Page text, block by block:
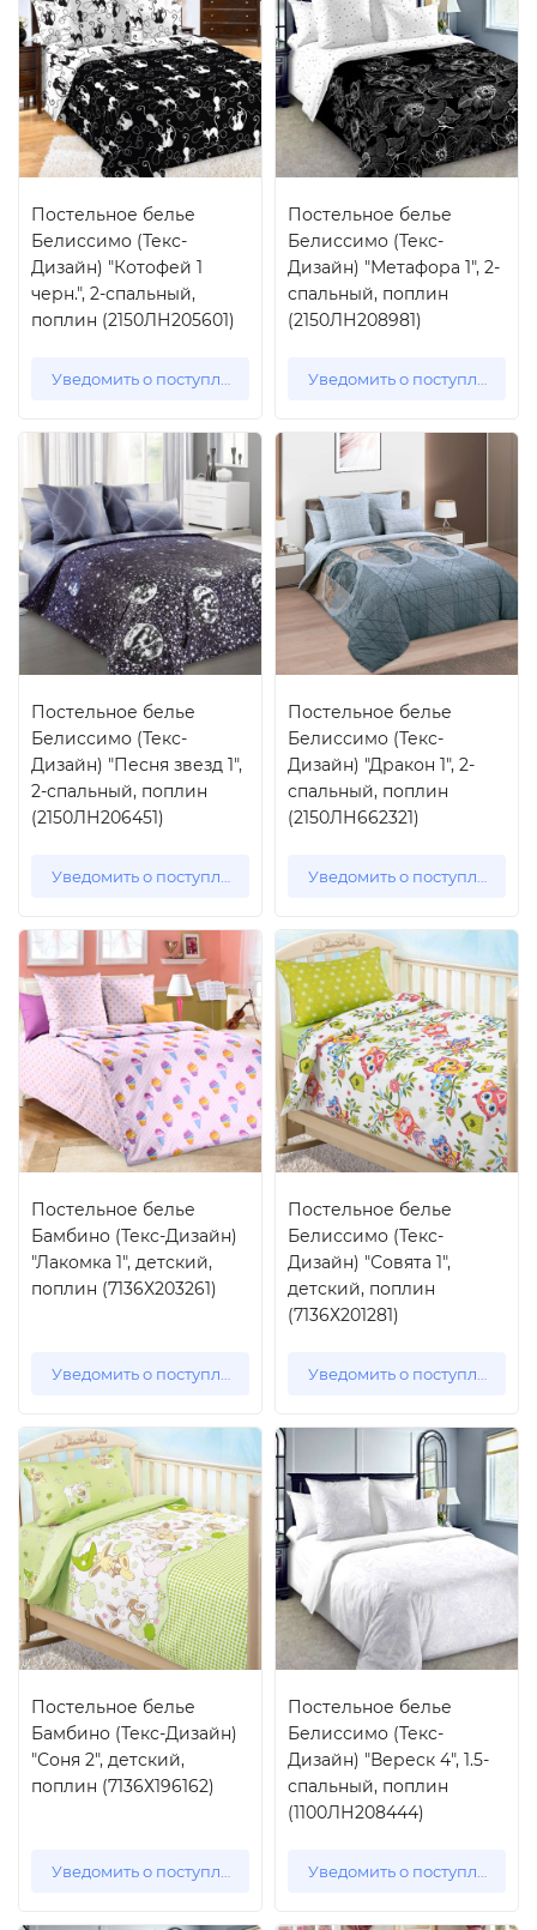
Постельное белье
Белиссимо (Текс-
Дизайн) "Котофей 1
черн.", 2-спальный,
поплин (2150ЛН205601)
Уведомить о поступлении
Постельное белье
Белиссимо (Текс-
Дизайн) "Метафора 1", 2-
спальный, поплин
(2150ЛН208981)
Уведомить о поступлении
Постельное белье
Белиссимо (Текс-
Дизайн) "Песня звезд 1",
2-спальный, поплин
(2150ЛН206451)
Уведомить о поступлении
Постельное белье
Белиссимо (Текс-
Дизайн) "Дракон 1", 2-
спальный, поплин
(2150ЛН662321)
Уведомить о поступлении
Постельное белье
Бамбино (Текс-Дизайн)
"Лакомка 1", детский,
поплин (7136Х203261)
Уведомить о поступлении
Постельное белье
Белиссимо (Текс-
Дизайн) "Совята 1",
детский, поплин
(7136Х201281)
Уведомить о поступлении
Постельное белье
Бамбино (Текс-Дизайн)
"Соня 2", детский,
поплин (7136Х196162)
Уведомить о поступлении
Постельное белье
Белиссимо (Текс-
Дизайн) "Вереск 4", 1.5-
спальный, поплин
(1100ЛН208444)
Уведомить о поступлении